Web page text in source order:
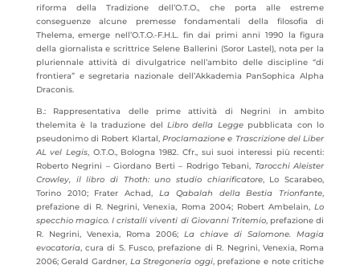
riforma della Tradizione dell’O.T.O., che porta alle estreme
conseguenze alcune premesse fondamentali della filosofia di
Thelema, emerge nell’O.T.O.-F.H.L. fin dai primi anni 1990 la figura
della giornalista e scrittrice Selene Ballerini (Soror Lastel), nota per la
pluriennale attività di divulgatrice nell’ambito delle discipline “di
frontiera” e segretaria nazionale dell’Akkademia PanSophica Alpha
Draconis.
B.: Rappresentativa delle prime attività di Negrini in ambito
thelemita è la traduzione del Libro della Leggepubblicata con lo
pseudonimo di Robert Klartal, Proclamazione e Trascrizione del Liber
AL vel Legis, O.T.O., Bologna 1982. Cfr., sui suoi interessi più recenti:
Roberto Negrini – Giordano Berti – Rodrigo Tebani, Tarocchi Aleister
Crowley, il libro di Thoth: uno studio chiarificatore, Lo Scarabeo,
Torino 2010; Frater Achad, La Qabalah della Bestia Trionfante,
prefazione di R. Negrini, Venexia, Roma 2004; Robert Ambelain,Lo
specchio magico. I cristalli viventi di Giovanni Tritemio, prefazione di
R. Negrini, Venexia, Roma 2006;La chiave di Salomone. Magia
evocatoria, cura di S. Fusco, prefazione di R. Negrini, Venexia, Roma
2006; Gerald Gardner, La Stregoneria oggi, prefazione e note critiche